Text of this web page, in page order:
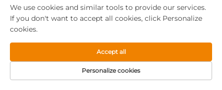
pregradu za dekoraciju kuće
Dobijte besplatan citat
We use cookies and similar tools to provide our services.
If you don't want to accept all cookies, click Personalize
cookies.
Personalize cookies
Accept all